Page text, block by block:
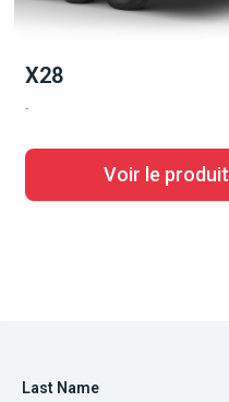
X28
-
Voir le produit
Last Name